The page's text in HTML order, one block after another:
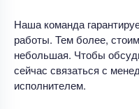
Наша команда
работы. Тем более,
небольшая. Чтобы
сейчас связаться с
исполнителем.